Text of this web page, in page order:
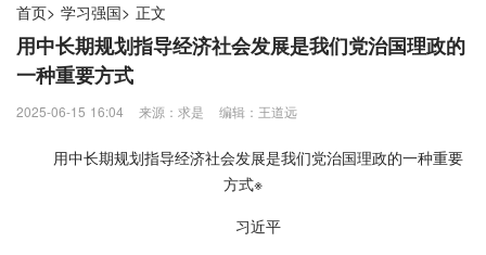
首页> 学习强国> 正文
用中长期规划指导经济社会发展是我们党治国理政的
一种重要方式
2025-06-15 16:04 来源：求是 编辑：王道远
用中长期规划指导经济社会发展是我们党治国理政的一种重要
方式※
习近平